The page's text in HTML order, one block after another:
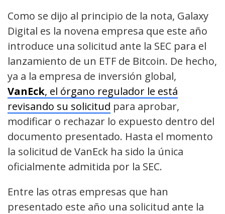
Como se dijo al principio de la nota, Galaxy
Digital es la novena empresa que este año
introduce una solicitud ante la SEC para el
lanzamiento de un ETF de Bitcoin. De hecho,
ya a la empresa de inversión global,
VanEck, el órgano regulador le está
revisando su solicitud para aprobar,
modificar o rechazar lo expuesto dentro del
documento presentado. Hasta el momento
la solicitud de VanEck ha sido la única
oficialmente admitida por la SEC.
Entre las otras empresas que han
presentado este año una solicitud ante la